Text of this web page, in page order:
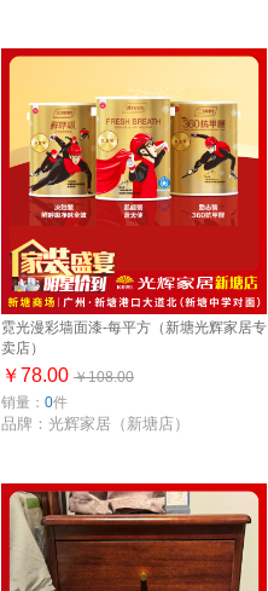
霓光漫彩墙面漆-每平方（新塘光辉家居专
卖店）
￥78.00 ￥108.00
销量： 0件
品牌：光辉家居（新塘店）